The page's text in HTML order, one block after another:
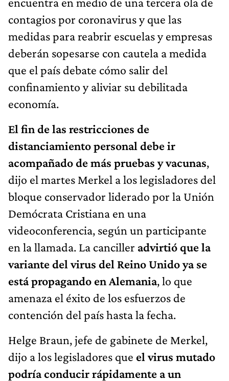
contagios por coronavirus y que las
medidas para reabrir escuelas y empresas
deberán sopesarse con cautela a medida
que el país debate cómo salir del
confinamiento y aliviar su debilitada
economía.
El fin de las restricciones de
distanciamiento personal debe ir
acompañado de más pruebas y vacunas,
dijo el martes Merkel a los legisladores del
bloque conservador liderado por la Unión
Demócrata Cristiana en una
videoconferencia, según un participante
en la llamada. La canciller advirtió que la
variante del virus del Reino Unido ya se
está propagando en Alemania, lo que
amenaza el éxito de los esfuerzos de
contención del país hasta la fecha.
Helge Braun, jefe de gabinete de Merkel,
dijo a los legisladores que el virus mutado
podría conducir rápidamente a un